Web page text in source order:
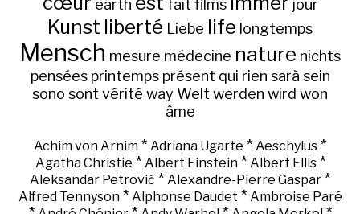
earth fait films jour
Kunst liberté Liebe life longtemps
Mensch mesure médecine nature nichts
pensées printemps présent qui rien sarà sein
sono sont vérité way Welt werden wird won
âme
Achim von Arnim * Adriana Ugarte * Aeschylus *
Agatha Christie * Albert Einstein* Albert Ellis*
Aleksandar Petrović * Alexandre-Pierre Gaspar *
Alfred Tennyson* Alphonse Daudet * Ambroise Paré